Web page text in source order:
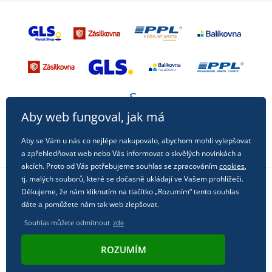
Sledujte nás na sociálních sítích
Aby web fungoval, jak má
Aby se Vám u nás co nejlépe nakupovalo, abychom mohli vylepšovat
a zpřehledňovat web nebo Vás informovat o skvělých novinkách a
akcích. Proto od Vás potřebujeme souhlas se zpracovánímcookies,
tj. malých souborů, které se dočasně ukládají ve Vašem prohlížeči.
Děkujeme, že nám kliknutím na tlačítko „Rozumím“ tento souhlas
dáte a pomůžete nám tak web zlepšovat.
Souhlas můžete odmítnout zde
ROZUMÍM